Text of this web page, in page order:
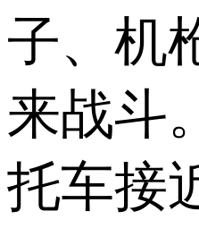
子、机
来战斗
托车接